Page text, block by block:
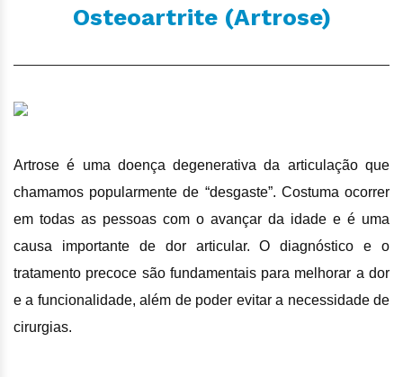
Osteoartrite (Artrose)
Artrose é uma doença degenerativa da articulação que
chamamos popularmente de “desgaste”. Costuma ocorrer
em todas as pessoas com o avançar da idade e é uma
causa importante de dor articular. O diagnóstico e o
tratamento precoce são fundamentais para melhorar a dor
e a funcionalidade, além de poder evitar a necessidade de
cirurgias.